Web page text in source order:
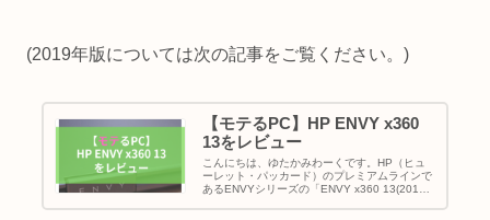
(2019年版については次の記事をご覧ください。)
【モテるPC】HP ENVY x360
13をレビュー
こんにちは、ゆたかみわーくです。HP（ヒュ
ーレット・パッカード）のプレミアムラインで
あるENVYシリーズの「ENVY x360 13(2019